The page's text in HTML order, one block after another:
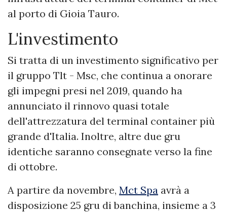
al porto di Gioia Tauro.
L'investimento
Si tratta di un investimento significativo per
il gruppo Tlt - Msc, che continua a onorare
gli impegni presi nel 2019, quando ha
annunciato il rinnovo quasi totale
dell'attrezzatura del terminal container più
grande d'Italia. Inoltre, altre due gru
identiche saranno consegnate verso la fine
di ottobre.
A partire da novembre, Mct Spa avrà a
disposizione 25 gru di banchina, insieme a 3